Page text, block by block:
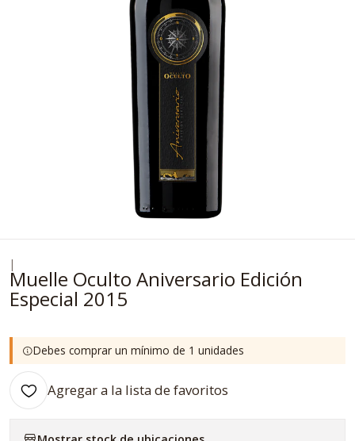
|
Muelle Oculto Aniversario Edición
Especial 2015
Debes comprar un mínimo de 1 unidades
Agregar a la lista de favoritos